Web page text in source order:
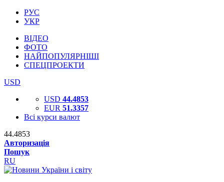
РУС
УКР
ВІДЕО
ФОТО
НАЙПОПУЛЯРНІШІ
СПЕЦПРОЕКТИ
USD
USD 44.4853
EUR 51.3357
Всі курси валют
44.4853
Авторизація
Пошук
RU